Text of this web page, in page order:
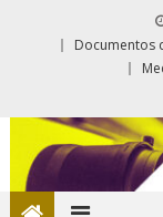
Documentos